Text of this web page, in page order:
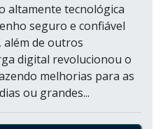
altamente tecnológica
seguro e confiável
além de outros
digital revolucionou o
melhorias para as
ou grandes...